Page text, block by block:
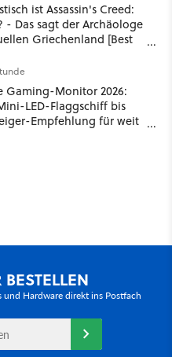
ist Assassin's Creed:
- Das sagt der Archäologe
Griechenland [Best
Gaming-Monitor 2026:
LED-Flaggschiff bis
Empfehlung für weit
Hardware direkt ins Postfach